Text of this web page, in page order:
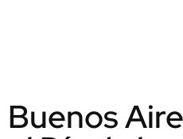
Buenos